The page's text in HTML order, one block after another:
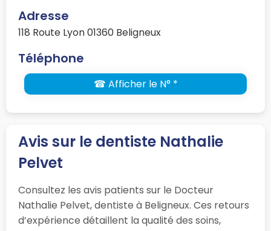
Adresse
118 Route Lyon 01360 Beligneux
Téléphone
☎ Afficher le N° *
Avis sur le dentiste Nathalie
Pelvet
Consultez les avis patients sur le Docteur
Nathalie Pelvet, dentiste à Beligneux. Ces retours
d’expérience détaillent la qualité des soins,